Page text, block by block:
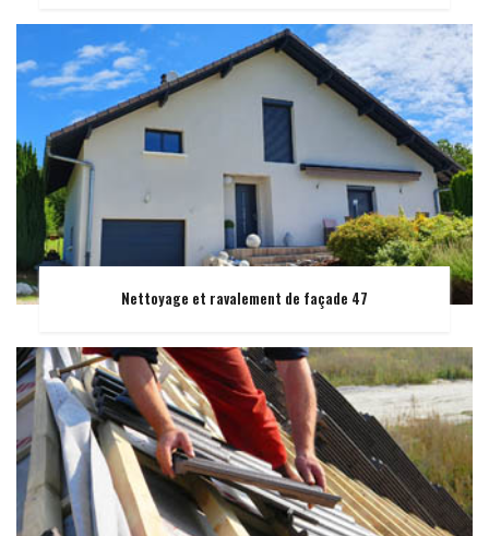
Nettoyage et ravalement de façade 47